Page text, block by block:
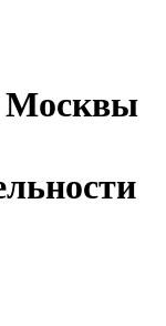
Москвы